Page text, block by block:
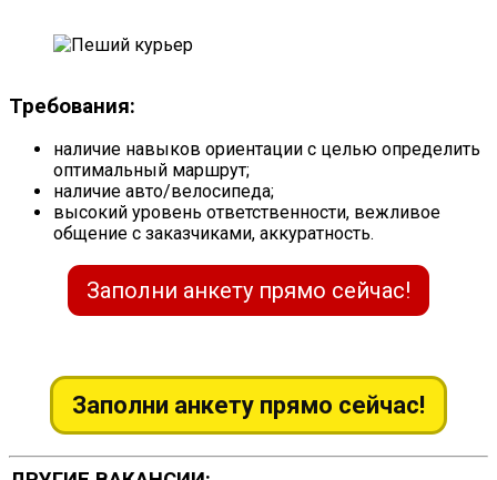
Требования:
наличие навыков ориентации с целью определить
оптимальный маршрут;
наличие авто/велосипеда;
высокий уровень ответственности, вежливое
общение с заказчиками, аккуратность.
Заполни анкету прямо сейчас!
Заполни анкету прямо сейчас!